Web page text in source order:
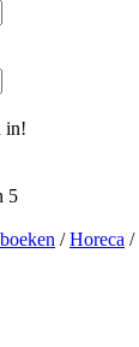
in!
5
/Horeca /